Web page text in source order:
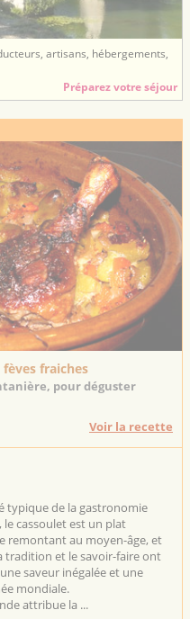
artisans, hébergements,
Préparez votre séjour
fraiches
pour déguster
Voir la recette
typique de la gastronomie
le cassoulet est un plat
remontant au moyen-âge, et
tradition et le savoir-faire ont
saveur inégalée et une
mondiale.
attribue la ...